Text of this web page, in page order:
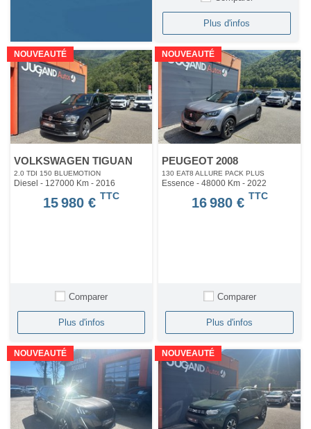
Plus d'infos
NOUVEAUTÉ
VOLKSWAGEN TIGUAN
2.0 TDI 150 BLUEMOTION
Diesel - 127000 Km - 2016
15 980 € TTC
Comparer
Plus d'infos
NOUVEAUTÉ
PEUGEOT 2008
130 EAT8 ALLURE PACK PLUS
Essence - 48000 Km- 2022
16 980 € TTC
Comparer
Plus d'infos
NOUVEAUTÉ NOUVEAUTÉ